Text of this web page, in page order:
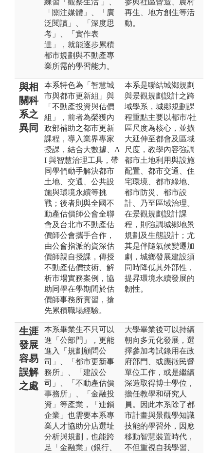
「關注媒體」、「廣
泛閱讀」、「深度思
考」、「實作表
達」，就能逐步累積
都市規劃與不動產專
業所需的學習能力。
再生、地方創生等活
動。
與相
關科
系之
異同
本系特色為「智慧城
市與都市更新組」與
「不動產投資與估價
組」，前者為榮獲內
政部補助之都市更新
課程，導入業界專家
授課，結合大數據、A
I 與智慧治理工具，帶
同學們動手解決都市
土地、交通、公共設
施與環境永續等挑
戰；後者則與全國不
動產估價師公會全聯
會及台北市不動產估
價師公會攜手合作，
由公會指派的資深估
價師親自授課，傳授
不動產估價技術、解
析市場實務案例，協
助同學在學期間於估
價師事務所實習，搶
先累積職場經驗。
本系是聯結城鄉規劃
與景觀規劃設計之跨
域學系，城鄕規劃課
程重點主要以都市/社
區尺度為核心，並擴
大延伸至都會及區域
尺度，教學內容強調
都市土地利用與設施
配置、都市交通、住
宅環境、都市綠地、
都市防災、都市設
計、乃至區域治理。
在景觀規劃設計課
程，則強調城鄉地景
規劃及生態設計；尤
其是伴隨氣候變遷加
劇，城鄉發展建設須
同時降低其外部性，
提昇環境永續發展的
韌性。
生涯
發展
容易
誤解
之處
本系畢業生不只可以
進「公部門」，更能
進入「規劃顧問公
司」、「都市更新事
務所」、「建設公
司」、「不動產估價
事務所」、「金融投
資」等產業，「連鎖
企業」也需要本系專
業人才協助分店選址
分析與規劃，也能跨
足「金融業」(銀行、
大學畢業後可以持續
朝向多元化發展，選
擇參加考試錄用在政
府部門、或應徵民營
單位工作，或是繼續
深造取得博士學位，
擔任教學和研究人
員。因此本系除了都
市計畫與景觀學知識
技能的學習外，因應
移動智慧裝置時代，
不但重視自我學習、